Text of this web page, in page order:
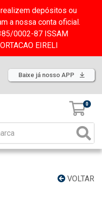
realizem depósitos ou
a nossa conta oficial.
0002-87 ISSAM
EIRELI
Baixe já nosso APP
0
VOLTAR